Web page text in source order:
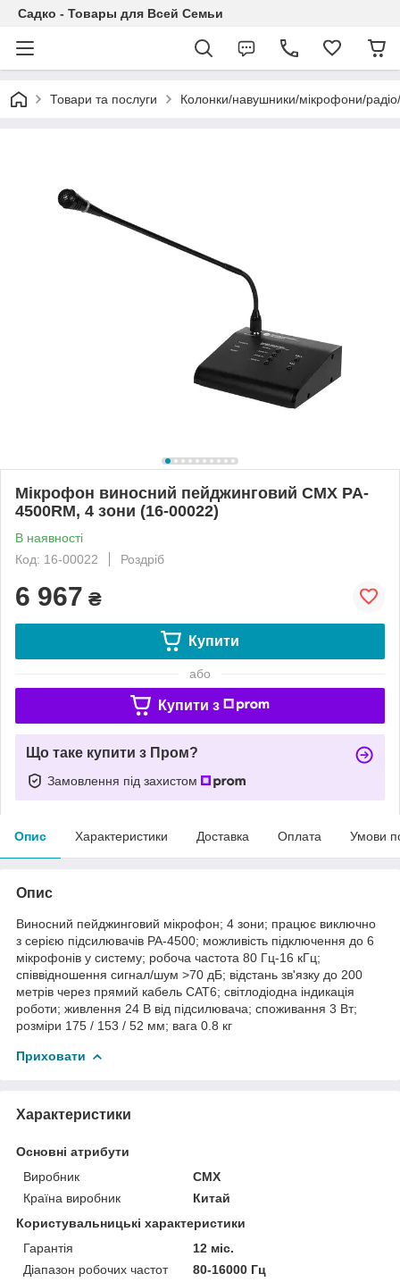
Садко - Товары для Всей Семьи
Товари та послуги Колонки/навушники/мікрофони/
Мікрофон виносний пейджинговий CMX PA-
4500RM, 4 зони (16-00022)
В наявності
Код: 16-00022
Роздріб
6 967 ₴
Купити
або
Купити з
Що таке купити з Пром?
Замовлення під захистом
Опис Характеристики Доставка Оплата Умови
Опис
Виносний пейджинговий мікрофон; 4 зони; працює виключно
з серією підсилювачів PA-4500; можливість підключення до 6
мікрофонів у систему; робоча частота 80 Гц-16 кГц;
співвідношення сигнал/шум >70 дБ; відстань зв'язку до 200
метрів через прямий кабель CAT6; світлодіодна індикація
роботи; живлення 24 В від підсилювача; споживання 3 Вт;
розміри 175 / 153 / 52 мм; вага 0.8 кг
Приховати
Характеристики
Основні атрибути
Виробник
CMX
Країна виробник
Китай
Користувальницькі характеристики
Гарантія
12 міс.
Діапазон робочих частот
80-16000 Гц